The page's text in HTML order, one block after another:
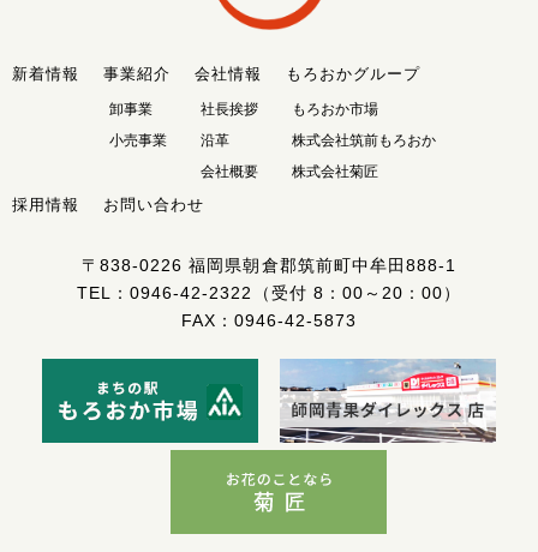
新着情報 事業紹介
卸事業
小売事業
会社情報
社長挨拶
沿革
会社概要
もろおかグループ
もろおか市場
株式会社筑前もろおか
株式会社菊匠
採用情報 お問い合わせ
〒838-0226福岡県朝倉郡筑前町中牟田888-1
TEL： 0946-42-2322
（受付 8：00～20：00）
FAX：0946-42-5873